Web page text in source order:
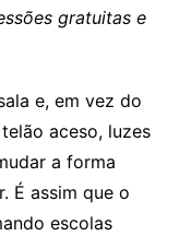
gratuitas e
e, em vez do
aceso, luzes
a forma
É assim que o
escolas